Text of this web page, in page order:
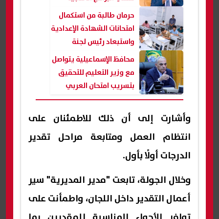
بالصيف
حرمان طالبة من استكمال
امتحانات الشهادة الإعدادية
واستبعاد رئيس لجنة
بالقليوبية
محافظ الإسماعيلية يتواصل
مع وزير التعليم للتحقيق
بتسريب امتحان العربي
للشهادة الإعدادية
وأشارت إلى أن ذلك للاطمئنان على
انتظام العمل ومتابعة مراحل تقدير
الدرجات أولًا بأول.
وخلال الجولة، تابعت "مدير المديرية" سير
أعمال التقدير داخل اللجان، واطمأنت على